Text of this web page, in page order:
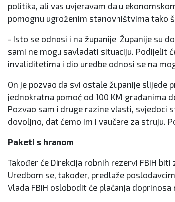
politika, ali vas uvjeravam da u
pomognu ugroženim stanovništvima tako
- Isto se odnosi i na županije. Županije su
sami ne mogu savladati situaciju. Podijelit
invaliditetima i dio uredbe odnosi se na
On je pozvao da svi ostale županije slijede
jednokratna pomoć od 100 KM građanima
Pozvao sam i druge razine vlasti, svjedoci
dovoljno, dat ćemo im i vaučere za struju.
Paketi s hranom
Također će Direkcija robnih rezervi FBiH
Uredbom se, također, predlaže
Vlada FBiH oslobodit će plaćanja